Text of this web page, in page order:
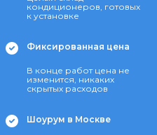
кондиционеров, готовых
к установке
Фиксированная цена
В конце работ цена не
изменится, никаких
скрытых расходов
Шоурум в Москве